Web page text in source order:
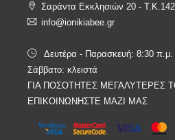
Σαράντα Εκκλησιών 20 -
info@ionikiabee.gr
Δευτέρα - Παρασκευή: 8:30 π.μ.
Σάββατο: κλειστά
ΓΙΑ ΠΟΣΟΤΗΤΕΣ ΜΕΓΑΛΥΤΕΡΕΣ
ΕΠΙΚΟΙΝΩΝΗΣΤΕ ΜΑΖΙ ΜΑΣ